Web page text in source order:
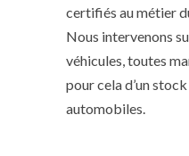
certifiés au métier
Nous intervenons
véhicules, toutes
pour cela d’un
automobiles.